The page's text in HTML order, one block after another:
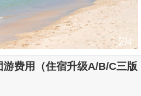
2/4
费用（住宿升级A/B/C三版